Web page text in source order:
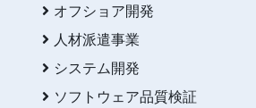
オフショア開発
人材派遣事業
システム開発
ソフトウェア品質検証